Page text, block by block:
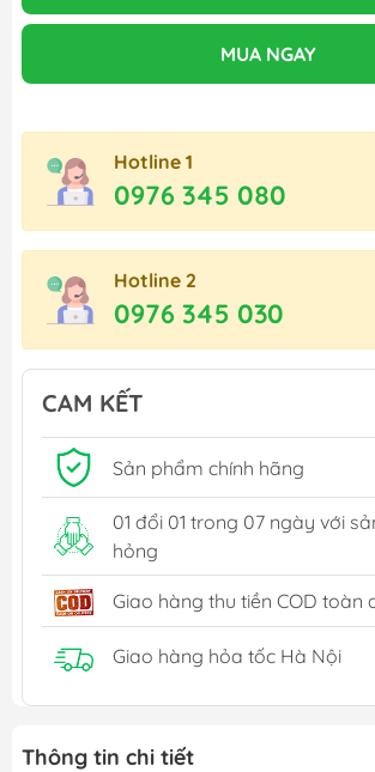
MUA NGAY
Hotline 1
0976 345 080
Hotline 2
0976 345 030
CAM KẾT
Sản phẩm chính hãng
01 đổi 01 trong 07 ngày với
hỏng
Giao hàng thu tiền COD toàn
Giao hàng hỏa tốc Hà Nội
Thông tin chi tiết